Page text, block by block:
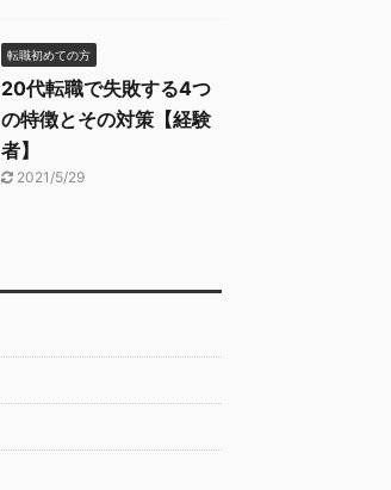
転職初めての方
20代転職で失敗する4つ
の特徴とその対策【経験
者】
2021/5/29